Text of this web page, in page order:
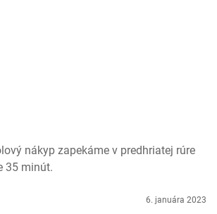
nákyp zapekáme v predhriatej rúre
35 minút.
6. januára 2023